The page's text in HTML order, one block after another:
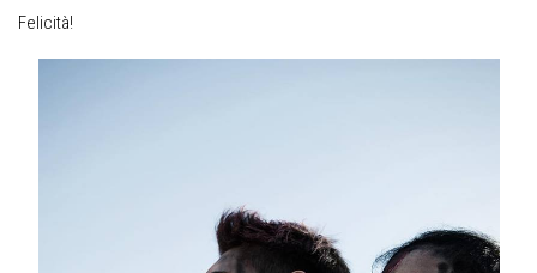
Felicità!